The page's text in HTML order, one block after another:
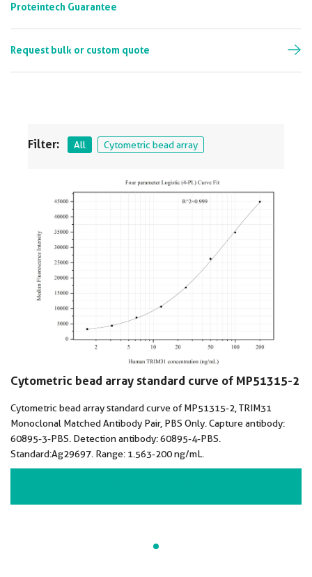
Filter: All Cytometric bead array
Cytometric bead array standard curve of MP51315-2
Cytometric bead array standard curve of MP51315-2, TRIM31
Monoclonal Matched Antibody Pair, PBS Only. Capture antibody:
60895-3-PBS. Detection antibody: 60895-4-PBS.
Standard:Ag29697. Range: 1.563-200 ng/mL.
Proteintech Guarantee
Request bulk or custom quote